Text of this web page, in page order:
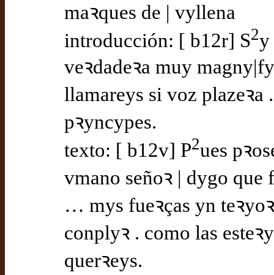
maꝛques de | vyllena
introducción: [ b12r] S2y
veꝛdadeꝛa muy
llamareys si voz plazeꝛa
pꝛyncypes.
texto: [ b12v] P2ues
vmano señoꝛ | dygo
… mys fueꝛças yn
conplyꝛ . como las
querꝛeys.